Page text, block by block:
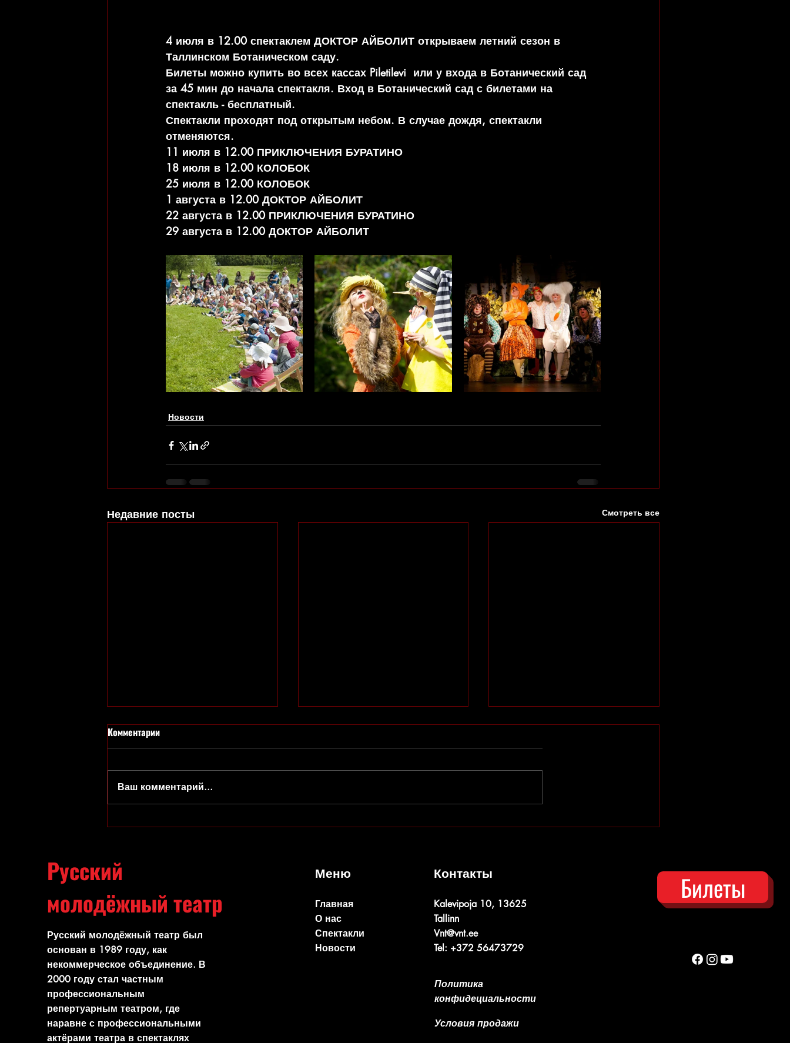
4 июля в 12.00 спектаклем ДОКТОР АЙБОЛИТ открываем летний сезон в
Таллинском Ботаническом саду.
Билеты можно купить во всех кассах Piletilevi  или у входа в Ботанический сад
за 45 мин до начала спектакля. Вход в Ботанический сад с билетами на
спектакль - бесплатный.
Спектакли проходят под открытым небом. В случае дождя, спектакли
отменяются.
11 июля в 12.00 ПРИКЛЮЧЕНИЯ БУРАТИНО
18 июля в 12.00 КОЛОБОК
25 июля в 12.00 КОЛОБОК
1 августа в 12.00 ДОКТОР АЙБОЛИТ
22 августа в 12.00 ПРИКЛЮЧЕНИЯ БУРАТИНО
29 августа в 12.00 ДОКТОР АЙБОЛИТ
Новости
Недавние посты Смотреть все
Праздник с Клоунами
Изменения в репертуаре
Комментарии
Ваш комментарий...
Русский
молодёжный театр
Русский молодёжный театр был
основан в 1989 году, как
некоммерческое объединение. В
2000 году стал частным
профессиональным
репертуарным театром, где
наравне с профессиональными
актёрами театра в спектаклях
Меню
Главная
О нас
Спектакли
Новости
Контакты
Kalevipoja 10, 13625
Tallinn
Vnt@vnt.ee
Tel: +372 56473729
Политика
конфидециальности
Условия продажи
Билеты